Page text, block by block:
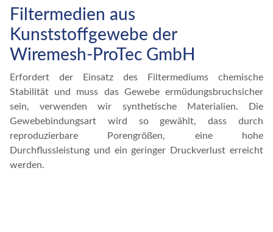
Filtermedien aus
Kunststoffgewebe der
Wiremesh-ProTec GmbH
Erfordert der Einsatz des Filtermediums chemische
Stabilität und muss das Gewebe ermüdungsbruchsicher
sein, verwenden wir synthetische Materialien. Die
Gewebebindungsart wird so gewählt, dass durch
reproduzierbare Porengrößen, eine hohe
Durchflussleistung und ein geringer Druckverlust erreicht
werden.